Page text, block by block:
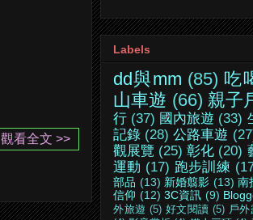
觀看全文 >>
Labels
dd與mm (85) 吃
山車遊 (66) 親子
行 (37) 國內旅遊 (33)
記錄 (28) 公路車遊
觀展覽 (25) 彰化 (20)
運動 (17) 跑步訓練
部品 (13) 新婚翦影 (13) 南
信仰 (12) 3C資訊 (9)
外旅遊 (5) 好文閱讀 (5) 戶